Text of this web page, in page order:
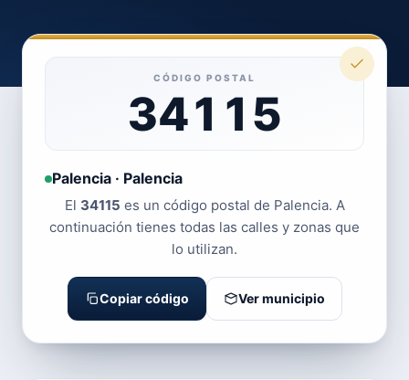
CÓDIGO POSTAL
34115
Palencia · Palencia
El 34115 es un código postal de Palencia. A
continuación tienes todas las calles y zonas que
lo utilizan.
Copiar código Ver municipio